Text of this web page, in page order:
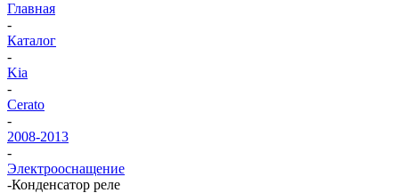
Главная
-
Каталог
-
Kia
-
Cerato
-
2008-2013
-
Электрооснащение
-Конденсатор реле